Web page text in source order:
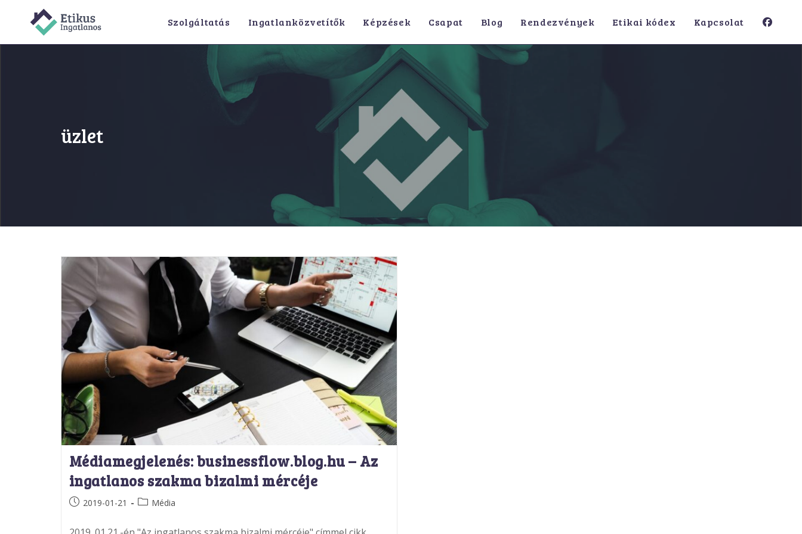
Szolgáltatás Ingatlanközvetítők Képzések Csapat Blog Rendezvények Etikai kódex Kapcsolat
üzlet
Médiamegjelenés: businessflow.blog.hu – Az
ingatlanos szakma bizalmi mércéje
Post2019-01-21
PostMédia